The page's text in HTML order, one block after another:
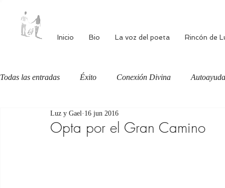
Inicio Bio La voz del poeta Rincón de
Todas las entradas Éxito Conexión Divina Autoayuda
Autoestima Alimentación consciente
Opta por el Gran Camino
Luz y Gael 16 jun 2016